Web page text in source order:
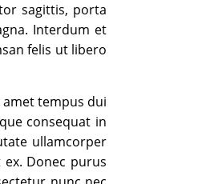
sagittis, porta
Interdum et
felis ut libero
tempus dui
consequat in
ullamcorper
Donec purus